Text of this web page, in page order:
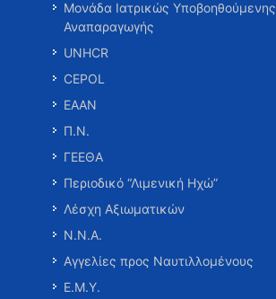
Μονάδα Ιατρικώς Υποβοηθούμενης
Αναπαραγωγής
UNHCR
CEPOL
ΕΑΑΝ
Π.Ν.
ΓΕΕΘΑ
Περιοδικό “Λιμενική Ηχώ”
Λέσχη Αξιωματικών
Ν.Ν.Α.
Αγγελίες προς Ναυτιλλομένους
Ε.Μ.Υ.